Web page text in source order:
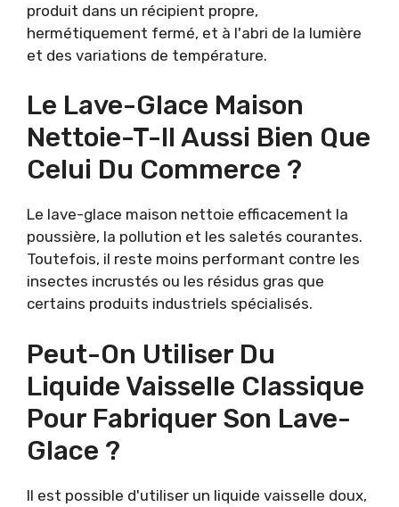
produit dans un récipient propre,
hermétiquement fermé, et à l'abri de la lumière
et des variations de température.
Le Lave-Glace Maison
Nettoie-T-Il Aussi Bien Que
Celui Du Commerce ?
Le lave-glace maison nettoie efficacement la
poussière, la pollution et les saletés courantes.
Toutefois, il reste moins performant contre les
insectes incrustés ou les résidus gras que
certains produits industriels spécialisés.
Peut-On Utiliser Du
Liquide Vaisselle Classique
Pour Fabriquer Son Lave-
Glace ?
Il est possible d'utiliser un liquide vaisselle doux,